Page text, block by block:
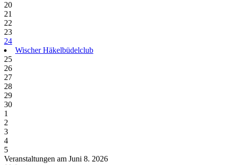
20
21
22
23
24
Wischer Häkelbüdelclub
25
26
27
28
29
30
1
2
3
4
5
Veranstaltungen am Juni 8. 2026